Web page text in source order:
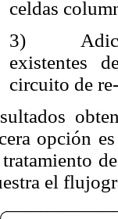
celdas
3)
existentes
circuito de
opción
tratamiento
el